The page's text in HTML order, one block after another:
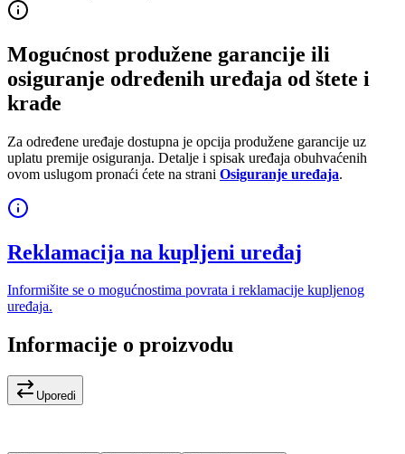
Mogućnost produžene garancije ili
osiguranje određenih uređaja od štete i
krađe
Za određene uređaje dostupna je opcija produžene garancije uz
uplatu premije osiguranja. Detalje i spisak uređaja obuhvaćenih
ovom uslugom pronaći ćete na strani Osiguranje uređaja.
Reklamacija na kupljeni uređaj
Informišite se o mogućnostima povrata i reklamacije kupljenog
uređaja.
Informacije o proizvodu
Uporedi